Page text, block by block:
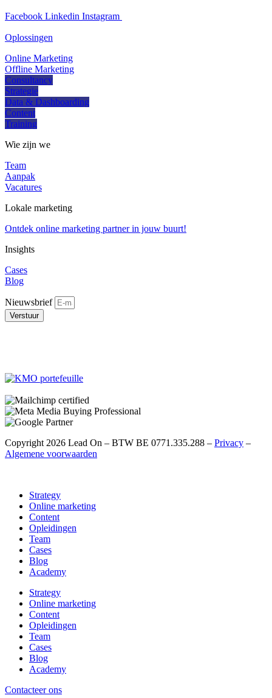
Facebook Linkedin Instagram
Oplossingen
Online Marketing
Offline Marketing
Consultancy
Strategie
Data & Dashboarding
Content
Training
Wie zijn we
Team
Aanpak
Vacatures
Lokale marketing
Ontdek online marketing partner in jouw buurt!
Insights
Cases
Blog
Nieuwsbrief
Verstuur
Copyright 2026 Lead On – BTW BE 0771.335.288 – Privacy –
Algemene voorwaarden
Strategy
Online marketing
Content
Opleidingen
Team
Cases
Blog
Academy
Strategy
Online marketing
Content
Opleidingen
Team
Cases
Blog
Academy
Contacteer ons